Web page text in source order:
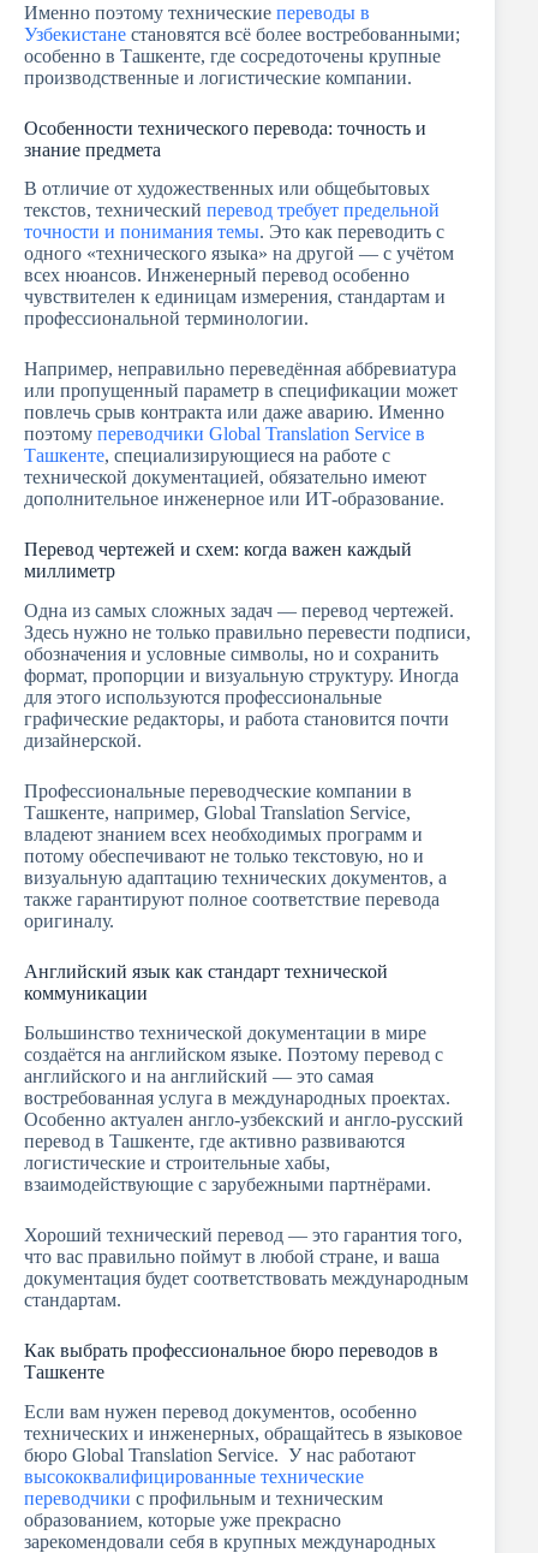
Именно поэтому технические переводы в
Узбекистане становятся всё более востребованными;
особенно в Ташкенте, где сосредоточены крупные
производственные и логистические компании.
Особенности технического перевода: точность и
знание предмета
В отличие от художественных или общебытовых
текстов, технический перевод требует предельной
точности и понимания темы. Это как переводить с
одного «технического языка» на другой — с учётом
всех нюансов. Инженерный перевод особенно
чувствителен к единицам измерения, стандартам и
профессиональной терминологии.
Например, неправильно переведённая аббревиатура
или пропущенный параметр в спецификации может
повлечь срыв контракта или даже аварию. Именно
поэтому переводчики Global Translation Service в
Ташкенте, специализирующиеся на работе с
технической документацией, обязательно имеют
дополнительное инженерное или ИТ-образование.
Перевод чертежей и схем: когда важен каждый
миллиметр
Одна из самых сложных задач — перевод чертежей.
Здесь нужно не только правильно перевести подписи,
обозначения и условные символы, но и сохранить
формат, пропорции и визуальную структуру. Иногда
для этого используются профессиональные
графические редакторы, и работа становится почти
дизайнерской.
Профессиональные переводческие компании в
Ташкенте, например, Global Translation Service,
владеют знанием всех необходимых программ и
потому обеспечивают не только текстовую, но и
визуальную адаптацию технических документов, а
также гарантируют полное соответствие перевода
оригиналу.
Английский язык как стандарт технической
коммуникации
Большинство технической документации в мире
создаётся на английском языке. Поэтому перевод с
английского и на английский — это самая
востребованная услуга в международных проектах.
Особенно актуален англо-узбекский и англо-русский
перевод в Ташкенте, где активно развиваются
логистические и строительные хабы,
взаимодействующие с зарубежными партнёрами.
Хороший технический перевод — это гарантия того,
что вас правильно поймут в любой стране, и ваша
документация будет соответствовать международным
стандартам.
Как выбрать профессиональное бюро переводов в
Ташкенте
Если вам нужен перевод документов, особенно
технических и инженерных, обращайтесь в языковое
бюро Global Translation Service. У нас работают
высококвалифицированные технические
переводчики с профильным и техническим
образованием, которые уже прекрасно
зарекомендовали себя в крупных международных